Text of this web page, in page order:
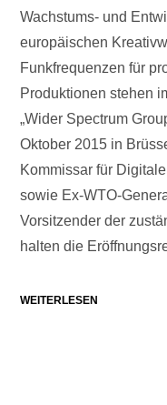
Wachstums- und
europäischen
Funkfrequenzen für
Produktionen stehen
„Wider Spectrum
Oktober 2015 in
Kommissar für
sowie Ex-WTO-
Vorsitzender der
halten die
WEITERLESEN